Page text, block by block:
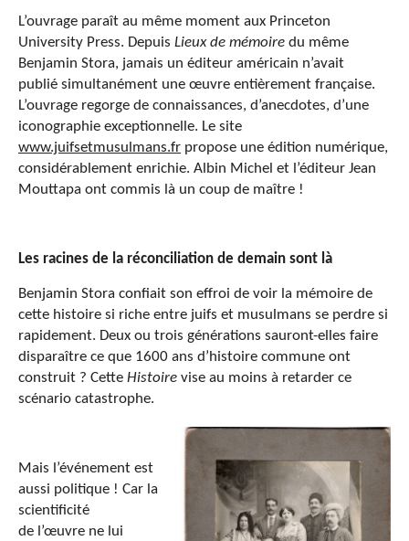
L’ouvrage paraît au même moment aux Princeton
University Press. Depuis Lieux de mémoire du même
Benjamin Stora, jamais un éditeur américain n’avait
publié simultanément une œuvre entièrement française.
L’ouvrage regorge de connaissances, d’anecdotes, d’une
iconographie exceptionnelle. Le site
www.juifsetmusulmans.fr propose une édition numérique,
considérablement enrichie. Albin Michel et l’éditeur Jean
Mouttapa ont commis là un coup de maître !
Les racines de la réconciliation de demain sont là
Benjamin Stora confiait son effroi de voir la mémoire de
cette histoire si riche entre juifs et musulmans se perdre si
rapidement. Deux ou trois générations sauront-elles faire
disparaître ce que 1600 ans d’histoire commune ont
construit ? Cette Histoire vise au moins à retarder ce
scénario catastrophe.
Mais l’événement est
aussi politique ! Car la
scientificité
de l’œuvre ne lui